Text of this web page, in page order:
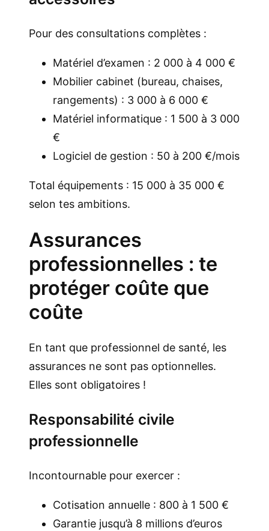
Pour des consultations complètes :
Matériel d’examen : 2 000 à 4 000 €
Mobilier cabinet (bureau, chaises,
rangements) : 3 000 à 6 000 €
Matériel informatique : 1 500 à 3 000
€
Logiciel de gestion : 50 à 200 €/mois
Total équipements : 15 000 à 35 000 €
selon tes ambitions.
Assurances
professionnelles : te
protéger coûte que
coûte
En tant que professionnel de santé, les
assurances ne sont pas optionnelles.
Elles sont obligatoires !
Responsabilité civile
professionnelle
Incontournable pour exercer :
Cotisation annuelle : 800 à 1 500 €
Garantie jusqu’à 8 millions d’euros